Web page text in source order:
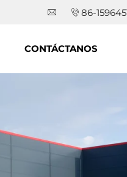
86-
CONTÁCTANOS